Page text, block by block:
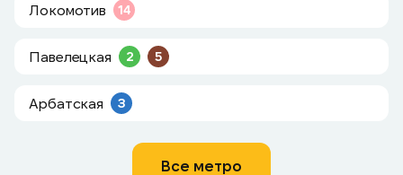
Локомотив 14
Павелецкая 2 5
Арбатская 3
Все метро